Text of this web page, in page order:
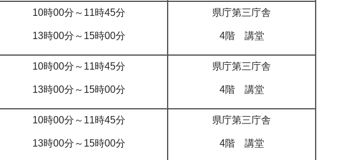
10時00分～11時45分
13時00分～15時00分
県庁第三庁舎
4階 講堂
10時00分～11時45分
13時00分～15時00分
県庁第三庁舎
4階 講堂
10時00分～11時45分
13時00分～15時00分
県庁第三庁舎
4階 講堂